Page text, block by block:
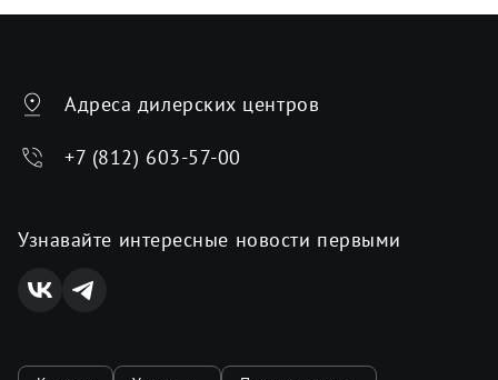
Адреса дилерских центров
+7 (812) 603-57-00
Узнавайте интересные новости первыми